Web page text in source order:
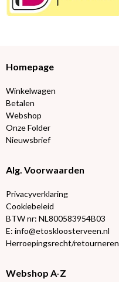
Homepage
Winkelwagen
Betalen
Webshop
Onze Folder
Nieuwsbrief
Alg. Voorwaarden
Privacyverklaring
Cookiebeleid
BTW nr: NL800583954B03
E: info@etoskloosterveen.nl
Herroepingsrecht/retourneren
Webshop A-Z